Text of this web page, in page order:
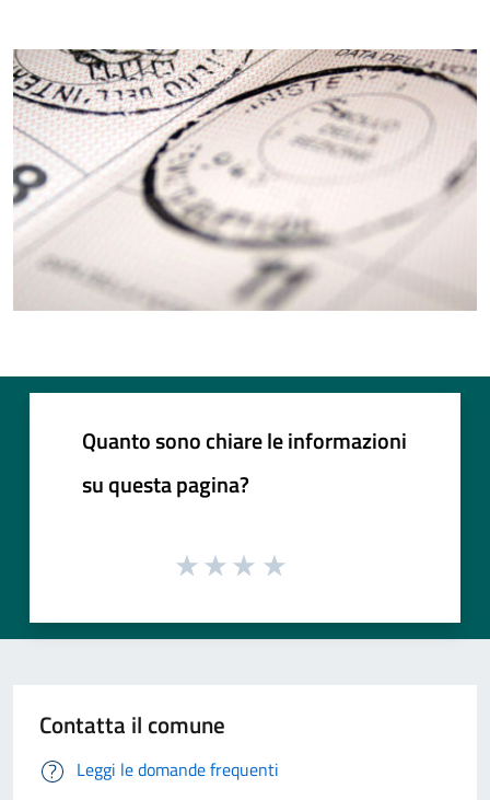
Quanto sono chiare le informazioni
su questa pagina?
Contatta il comune
Leggi le domande frequenti